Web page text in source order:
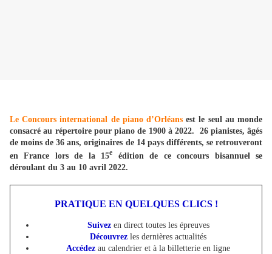
Le Concours international de piano d’Orléans est le seul au monde
consacré au répertoire pour piano de 1900 à 2022. 26 pianistes, âgés
de moins de 36 ans, originaires de 14 pays différents, se retrouveront
en France lors de la 15e édition de ce concours bisannuel se
déroulant du 3 au 10 avril 2022.
PRATIQUE EN QUELQUES CLICS !
Suivez en direct toutes les épreuves
Découvrez les dernières actualités
Accédez au calendrier et à la billetterie en ligne